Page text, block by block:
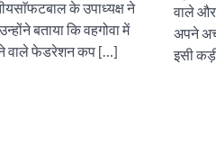
के उपाध्यक्ष ने
बताया कि वहगोवा में
वाले फेडरेशन कप […]
वाले और
अपने
इसी